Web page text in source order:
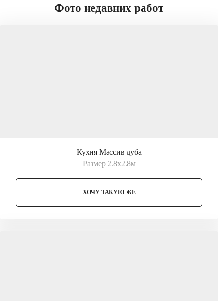
Фото недавних работ
Кухня Массив дуба
Размер 2.8х2.8м
ХОЧУ ТАКУЮ ЖЕ